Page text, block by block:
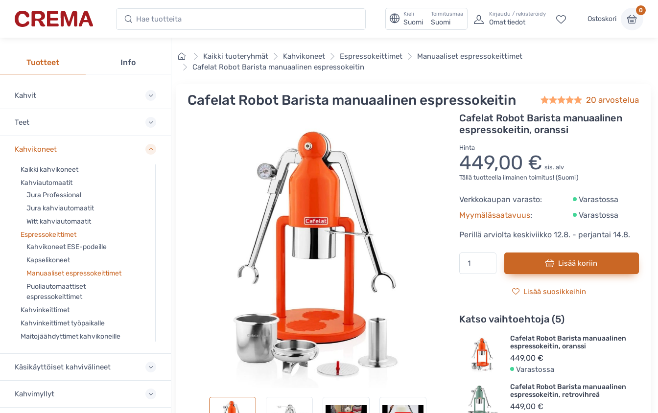
Crema Hae tuotteita Kieli
Suomi
Toimitusmaa
Suomi
Kirjaudu / rekisteröidy
Omat tiedot Ostoskori
0
Tuotteet Info
Kahvit
Teet
Kahvikoneet
Kaikki kahvikoneet
Kahviautomaatit
Jura Professional
Jura kahviautomaatit
Witt kahviautomaatit
Espressokeittimet
Kahvikoneet ESE-podeille
Kapselikoneet
Manuaaliset espressokeittimet
Puoliautomaattiset
espressokeittimet
Kahvinkeittimet
Kahvinkeittimet työpaikalle
Maitojäähdyttimet kahvikoneille
Käsikäyttöiset kahvivälineet
Kahvimyllyt
EtusivuKaikki tuoteryhmät Kahvikoneet Espressokeittimet
Manuaaliset espressokeittimet
Cafelat Robot Barista manuaalinen espressokeitin
Cafelat Robot Barista manuaalinen espressokeitin 20 arvostelua
Cafelat Robot Barista manuaalinen
espressokeitin, oranssi
Hinta
449,00 € sis. alv
Tällä tuotteella ilmainen toimitus! (Suomi)
Verkkokaupan varasto:
Varastossa
Myymäläsaatavuus: Varastossa
Perillä arviolta keskiviikko 12.8. - perjantai 14.8.
Lisää koriin
Lisää suosikkeihin
Katso vaihtoehtoja (5)
Cafelat Robot Barista manuaalinen
espressokeitin, oranssi
449,00 €
Varastossa
Cafelat Robot Barista manuaalinen
espressokeitin, retrovihreä
449,00 €